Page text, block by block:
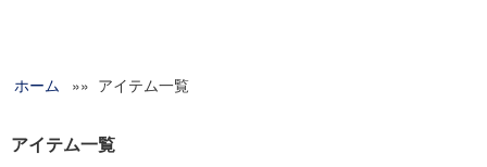
グローバルリサーチインスティテュート
科学研究費補助金研究成果報告書
ホーム »» アイテム一覧
アイテム一覧